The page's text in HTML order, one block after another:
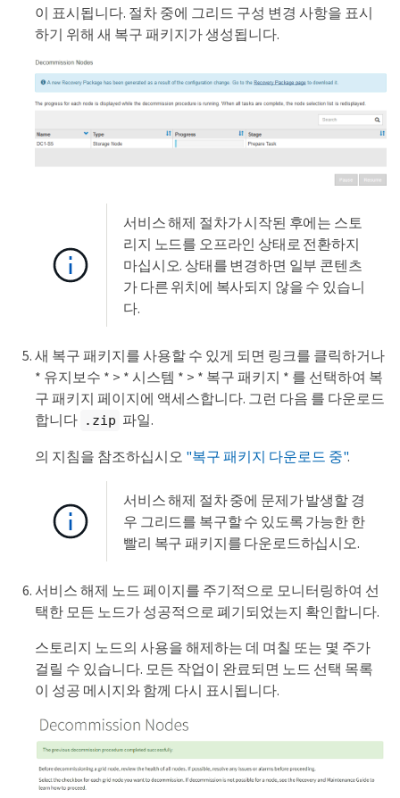
이 표시됩니다. 절차 중에 그리드 구성 변경 사항을 표시
하기 위해 새 복구 패키지가 생성됩니다.
서비스 해제 절차가 시작된 후에는 스토
리지 노드를 오프라인 상태로 전환하지
마십시오. 상태를 변경하면 일부 콘텐츠
가 다른 위치에 복사되지 않을 수 있습니
다.
새 복구 패키지를 사용할 수 있게 되면 링크를 클릭하거나
* 유지보수 * > * 시스템 * > * 복구 패키지 * 를 선택하여 복
구 패키지 페이지에 액세스합니다. 그런 다음 를 다운로드
합니다 .zip 파일.
의 지침을 참조하십시오 "복구 패키지 다운로드 중".
서비스 해제 절차 중에 문제가 발생할 경
우 그리드를 복구할 수 있도록 가능한 한
빨리 복구 패키지를 다운로드하십시오.
서비스 해제 노드 페이지를 주기적으로 모니터링하여 선
택한 모든 노드가 성공적으로 폐기되었는지 확인합니다.
스토리지 노드의 사용을 해제하는 데 며칠 또는 몇 주가
걸릴 수 있습니다. 모든 작업이 완료되면 노드 선택 목록
이 성공 메시지와 함께 다시 표시됩니다.